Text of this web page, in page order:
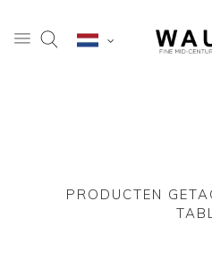
PRODUCTEN